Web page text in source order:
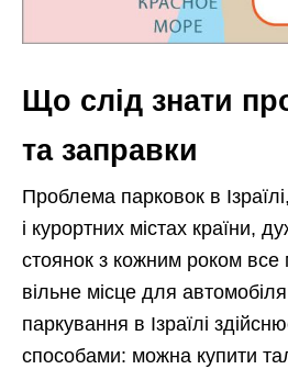
Що слід знати
та заправки
Проблема парковок в
і курортних містах країни,
стоянок з кожним роком
вільне місце для
паркування в Ізраїлі
способами: можна купити